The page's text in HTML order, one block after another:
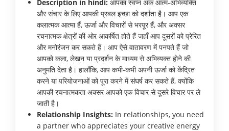
Description in hindi: आपका स्वप्न अंक आत्म-अभिव्यक्ति
और संचार के लिए आपकी प्रबल इच्छा को दर्शाता है। आप एक
कलात्मक आत्मा हैं, ऊर्जा और विचारों से भरपूर हैं, और अक्सर
रचनात्मक क्षेत्रों की ओर आकर्षित होते हैं जहाँ आप दूसरों को प्रेरित
और मनोरंजन कर सकते हैं। आप ऐसे वातावरण में पनपते हैं जो
आपको कला, लेखन या प्रदर्शन के माध्यम से अभिव्यक्त होने की
अनुमति देता है। हालाँकि, आप कभी-कभी अपनी ऊर्जा को केंद्रित
करने या परियोजनाओं को पूरा करने में संघर्ष कर सकते हैं, क्योंकि
आपकी रचनात्मकता अक्सर आपको एक विचार से दूसरे विचार पर ले
जाती है।
Relationship Insights: In relationships, you need
a partner who appreciates your creative energy